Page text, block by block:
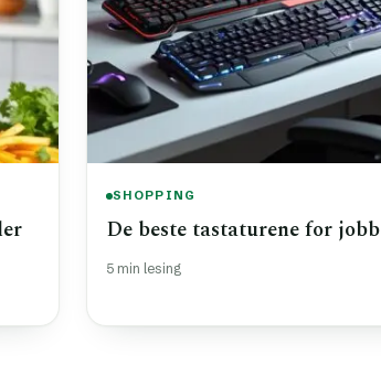
SHOPPING
De beste tastaturene for jobb
5 min lesing